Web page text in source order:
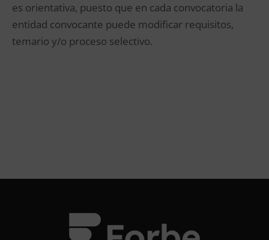
es orientativa, puesto que en cada convocatoria la
entidad convocante puede modificar requisitos,
temario y/o proceso selectivo.